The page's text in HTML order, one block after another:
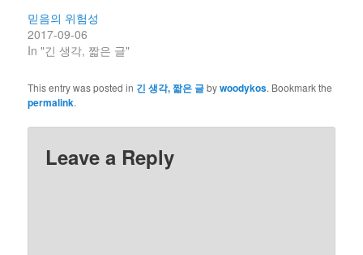
믿음의 위험성
2017-09-06
In "긴 생각, 짧은 글"
This entry was posted in 긴 생각, 짧은 글bywoodykos. Bookmark the
permalink.
Leave a Reply